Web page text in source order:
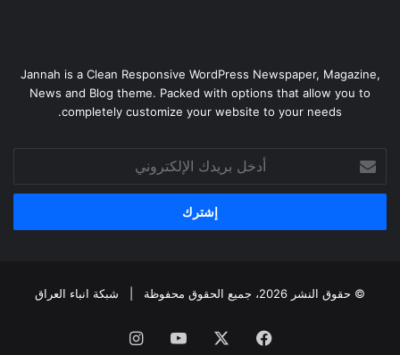
Jannah is a Clean Responsive WordPress Newspaper, Magazine,
News and Blog theme. Packed with options that allow you to
completely customize your website to your needs.
بريدك
الإلكتروني
© حقوق النشر 2026، جميع الحقوق محفوظة | شبكة انباء العراق
فيسبوك ‫YouTubeانستقرام